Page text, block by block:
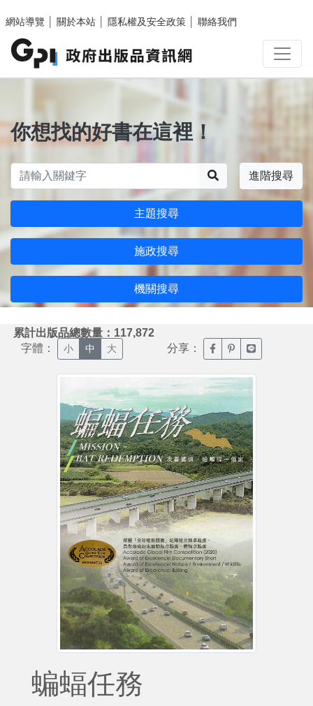
網站導覽
關於本站 隱私權及安全政策 聯絡我們
你想找的好書在這裡！
進階搜尋
主題搜尋
施政搜尋
機關搜尋
累計出版品總數量：117,872
字體： 小 中 大 分享： 臉書分享(另開新視窗)
噗浪分享(另開新
Line分享(另
蝙蝠任務